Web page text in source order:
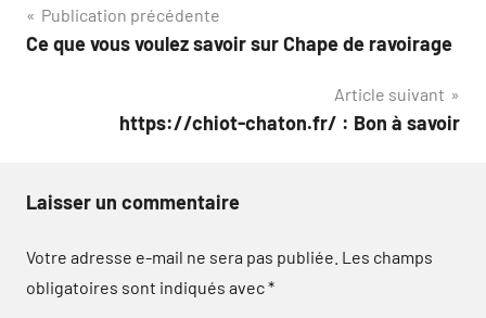
Navigation
de
Publication précédente
Ce que vous voulez savoir sur Chape de ravoirage
Article suivant
https://chiot-chaton.fr/ : Bon à savoir
Laisser un commentaire
Votre adresse e-mail ne sera pas publiée. Les champs
obligatoires sont indiqués avec*